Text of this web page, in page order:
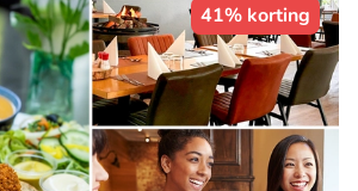
41% korting